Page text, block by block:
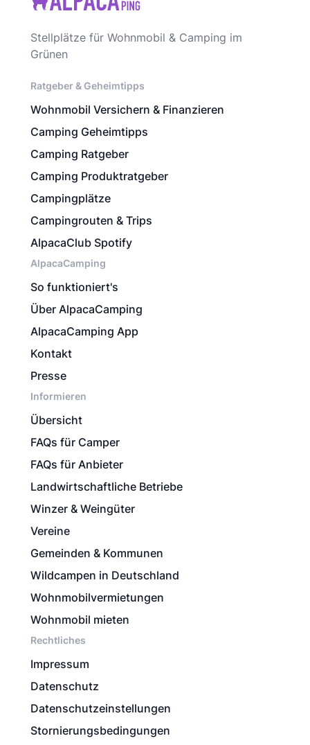
Stellplätze für Wohnmobil & Camping im
Grünen
Ratgeber & Geheimtipps
Wohnmobil Versichern & Finanzieren
Camping Geheimtipps
Camping Ratgeber
Camping Produktratgeber
Campingplätze
Campingrouten & Trips
AlpacaClub Spotify
AlpacaCamping
So funktioniert's
Über AlpacaCamping
AlpacaCamping App
Kontakt
Presse
Informieren
Übersicht
FAQs für Camper
FAQs für Anbieter
Landwirtschaftliche Betriebe
Winzer & Weingüter
Vereine
Gemeinden & Kommunen
Wildcampen in Deutschland
Wohnmobilvermietungen
Wohnmobil mieten
Rechtliches
Impressum
Datenschutz
Datenschutzeinstellungen
Stornierungsbedingungen